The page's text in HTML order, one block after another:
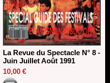
La Revue du Spectacle N° 8 -
Juin Juillet Août 1991
10,00 €